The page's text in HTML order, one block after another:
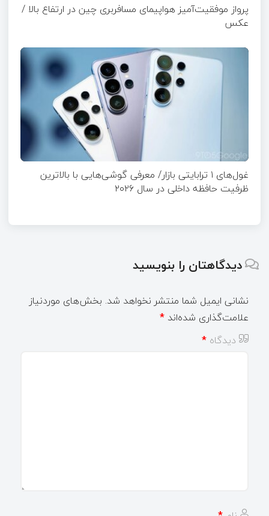
پرواز موفقیت‌آمیز هواپیمای مسافربری چین در ارتفاع بالا /
عکس
غول‌های ۱ ترابایتی بازار/ معرفی گوشی‌هایی با بالاترین
ظرفیت حافظه داخلی در سال ۲۰۲۶
دیدگاهتان را بنویسید
نشانی ایمیل شما منتشر نخواهد شد. بخش‌های موردنیاز
علامت‌گذاری شده‌اند *
دیدگاه *